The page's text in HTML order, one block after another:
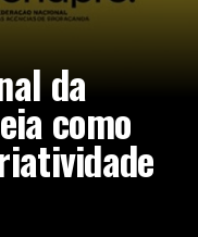
da
como